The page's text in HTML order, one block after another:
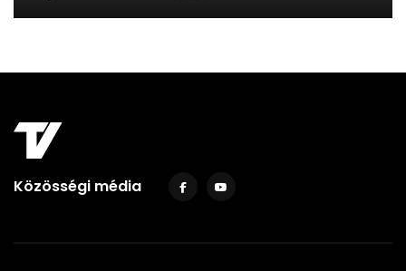
Közösségi média